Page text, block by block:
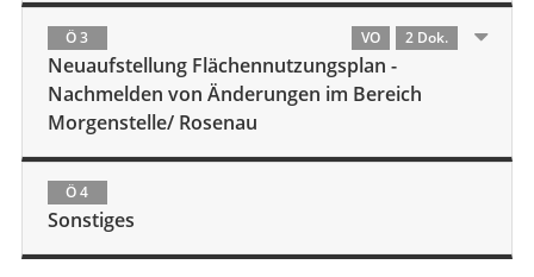
Ö 3 VO 2 Dok.
Neuaufstellung Flächennutzungsplan -
Nachmelden von Änderungen im Bereich
Morgenstelle/ Rosenau
Ö 4
Sonstiges